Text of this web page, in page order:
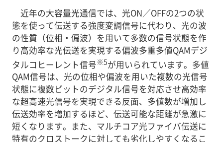
近年の大容量光通信では、光ON／OFFの2つの状
態を使って伝送する強度変調信号に代わり、光の波
の性質（位相・偏波）を用いて多数の信号状態を作
り高効率な光伝送を実現する偏波多重多値QAMデジ
タルコヒーレント信号※5が用いられています。多値
QAM信号は、光の位相や偏波を用いた複数の光信号
状態に複数ビットのデジタル信号を対応させ高効率
な超高速光信号を実現できる反面、多値数が増加し
伝送効率を増加するほど、伝送可能な距離が急激に
短くなります。また、マルチコア光ファイバ伝送に
特有のクロストークに対しても劣化しやすくなるこ